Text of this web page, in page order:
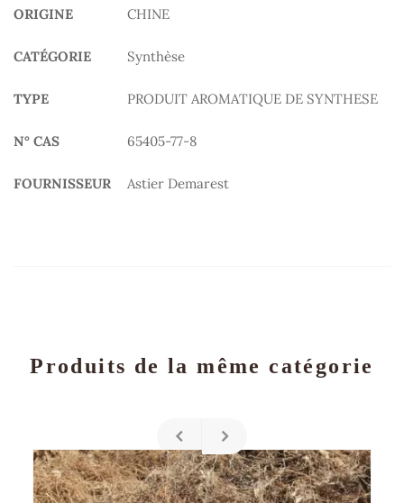
ORIGINE CHINE
CATÉGORIE Synthèse
TYPE PRODUIT AROMATIQUE DE SYNTHESE
N° CAS 65405-77-8
FOURNISSEUR Astier Demarest
Produits de la même catégorie